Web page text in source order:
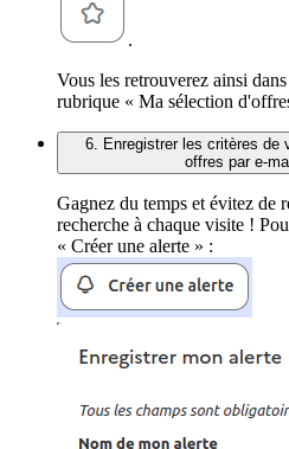
.
Vous les retrouverez ainsi
rubrique « Ma sélection
6. Enregistrer les critères de
offres par e-
Gagnez du temps et évitez de
recherche à chaque visite !
« Créer une alerte » :